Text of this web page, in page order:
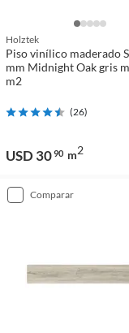
Holztek
Piso vinílico maderado
mm Midnight Oak gris
m2
(26)
USD 3090 m2
comparar